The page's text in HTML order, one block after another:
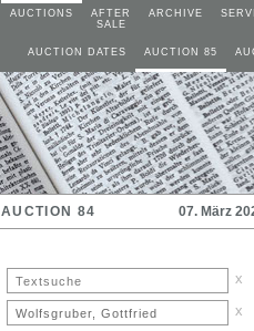
AUCTIONS
AFTER
SALE
ARCHIVE
AUCTION DATES AUCTION 85
AUCTION 84 07. März
x
x